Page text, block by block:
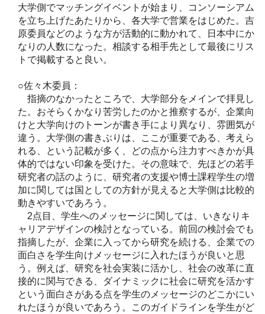
大学側でマッチングイベントが始まり、コンソーシアム
を立ち上げたあたりから、各大学で営業をはじめた。吉
原委員などのような方が活動的に動かれて、日本中にか
なりの人数になった。相談する相手先として最後にリス
トで掲載すると良い。
○佐々木委員：
指摘のなかったところで、大学部分をメインで拝見し
た。おそらくかなり苦労したのかと推察するが、企業向
けと大学向けのトーンが書き手により異なり、雰囲気が
違う。大学側の書きぶりは、ここが重要である、考えら
れる、という記載が多く、どの点から注力すべきかが具
体的ではない印象を受けた。その意味で、先ほどの若手
研究者の話のように、研究者の支援や博士課程学生の増
加に関しては国としての方針が見えると大学側は比較的
動きやすいであろう。
2点目、学生へのメッセージに関しては、いきなりキ
ャリアデザインの検討となっている。前回の検討会でも
指摘したが、企業に入ってから研究を続ける、企業での
面白さを学生向けメッセージに入れたほうが良いと思
う。例えば、研究を社会実装に活かし、社会の改革に直
接的に関与できる、ダイナミックに社会に研究を活かす
という面白さがある点を学生のメッセージのどこかにい
れたほうが良いであろう。このガイドラインを学生がど